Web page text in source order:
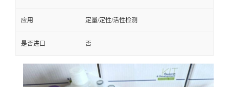
应用 定量/定性/活性检测
是否进口 否